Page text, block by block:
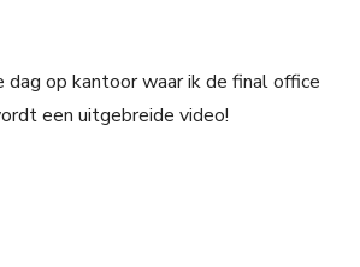
dag op kantoor waar ik de final office
een uitgebreide video!